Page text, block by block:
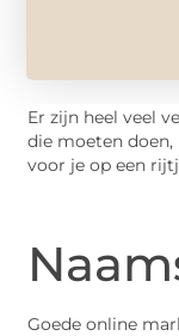
Er zijn heel veel
die moeten
voor je op een
Goede online